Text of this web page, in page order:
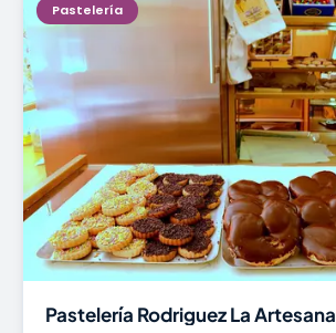
Pastelería
Pastelería Rodriguez La Artesana